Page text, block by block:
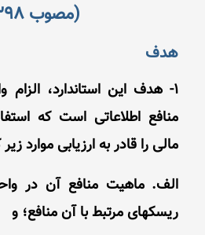
(مصوب 1398)
هدف
1- هدف این استاندارد،
منافع اطلاعاتی است که
مالی را قادر به ارزیابی موارد
الف. ماهیت منافع آن در
ریسکهای مرتبط با آن منافع؛ و